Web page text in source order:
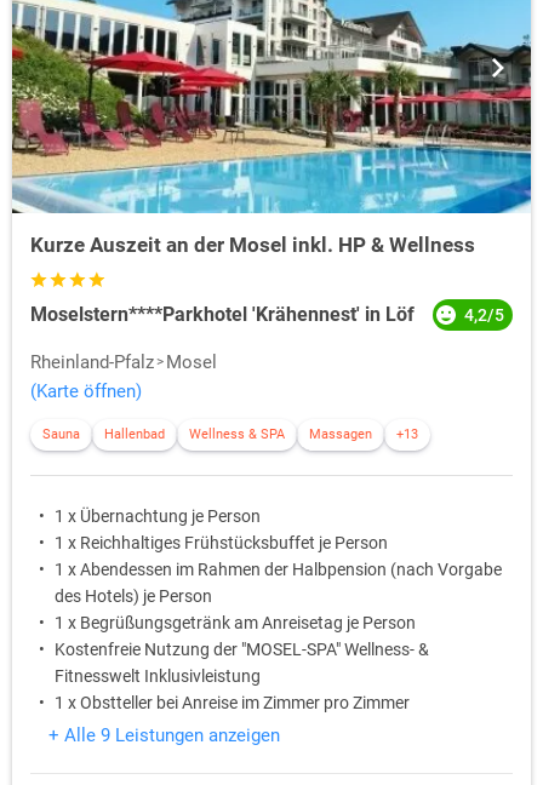
Kurze Auszeit an der Mosel inkl. HP & Wellness
Moselstern****Parkhotel 'Krähennest' in Löf 4,2/5
Rheinland-Pfalz
Mosel
(Karte öffnen)
Sauna Hallenbad Wellness & SPA Massagen +13
1 x Übernachtung je Person
1 x Reichhaltiges Frühstücksbuffet je Person
1 x Abendessen im Rahmen der Halbpension (nach Vorgabe
des Hotels) je Person
1 x Begrüßungsgetränk am Anreisetag je Person
Kostenfreie Nutzung der "MOSEL-SPA" Wellness- &
Fitnesswelt Inklusivleistung
1 x Obstteller bei Anreise im Zimmer pro Zimmer
+ Alle 9 Leistungen anzeigen